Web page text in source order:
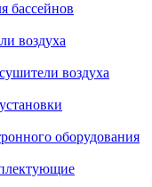
бассейнов
воздуха
воздуха
оборудования